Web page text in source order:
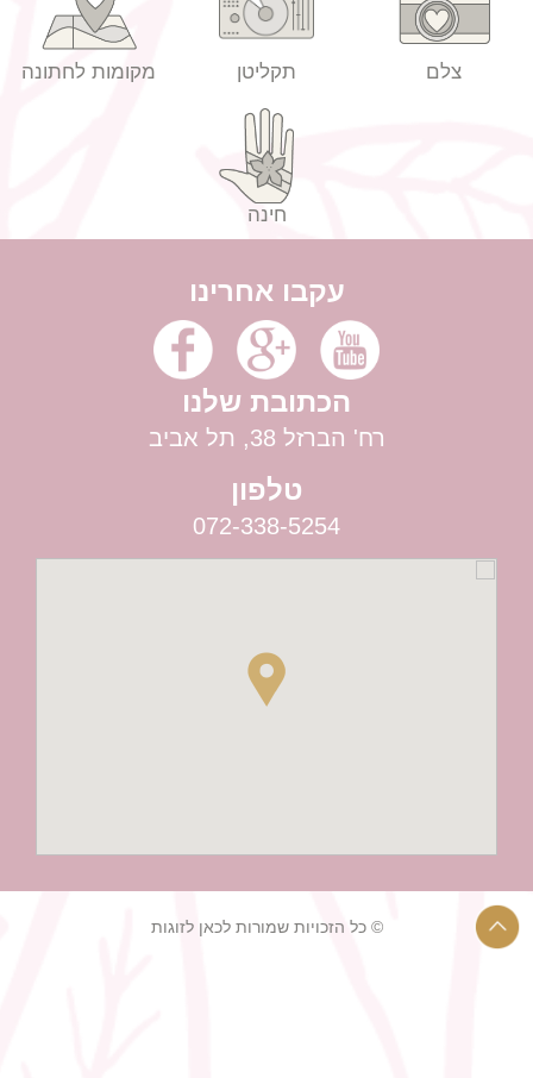
צלם תקליטן מקומות לחתונה
חינה
עקבו אחרינו
הכתובת שלנו
רח' הברזל 38, תל אביב
טלפון
072-338-5254
© כל הזכויות שמורות לכאן לזוגות